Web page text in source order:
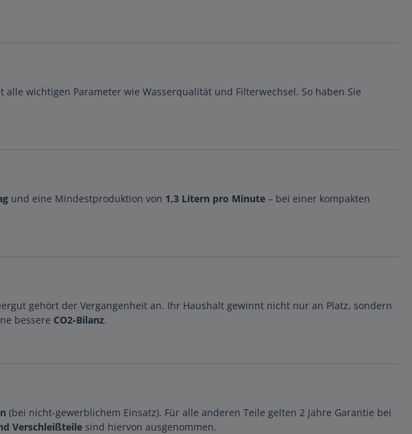
wichtigen Parameter wie Wasserqualität und Filterwechsel. So haben Sie
und eine Mindestproduktion von 1,3 Litern pro Minute – bei einer kompakten
gehört der Vergangenheit an. Ihr Haushalt gewinnt nicht nur an Platz, sondern
bessere CO2-Bilanz.
(bei nicht-gewerblichem Einsatz). Für alle anderen Teile gelten 2 Jahre Garantie bei
Verschleißteile sind hiervon ausgenommen.